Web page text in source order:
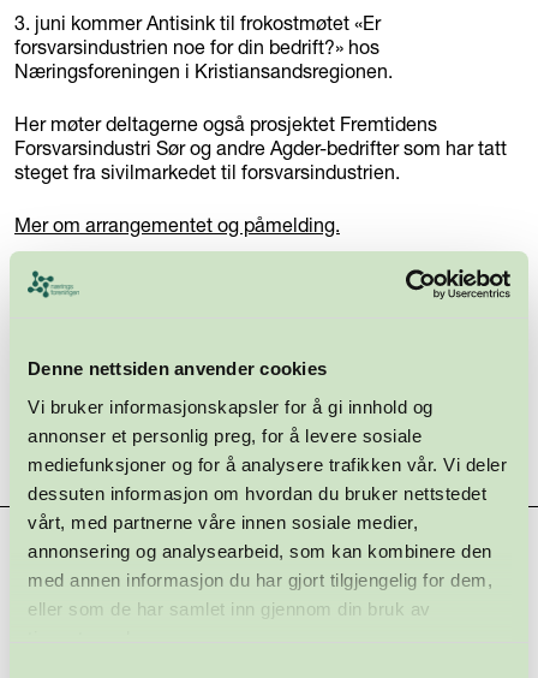
Denne nettsiden anvender cookies
Vi bruker informasjonskapsler for å gi innhold og
annonser et personlig preg, for å levere sosiale
mediefunksjoner og for å analysere trafikken vår. Vi deler
dessuten informasjon om hvordan du bruker nettstedet
vårt, med partnerne våre innen sosiale medier,
annonsering og analysearbeid, som kan kombinere den
med annen informasjon du har gjort tilgjengelig for dem,
eller som de har samlet inn gjennom din bruk av
tjenestene deres.
3. juni kommer Antisink til frokostmøtet «Er
forsvarsindustrien noe for din bedrift?» hos
Næringsforeningen i Kristiansandsregionen.
Her møter deltagerne også prosjektet Fremtidens
Forsvarsindustri Sør og andre Agder-bedrifter som har tatt
steget fra sivilmarkedet til forsvarsindustrien.
Mer om arrangementet og påmelding.
Hovedsamarbeidspartnere